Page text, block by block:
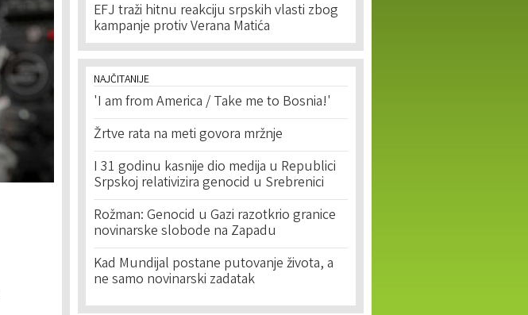
EFJ traži hitnu reakciju srpskih vlasti zbog
kampanje protiv Verana Matića
NAJČITANIJE
'I am from America / Take me to Bosnia!'
Žrtve rata na meti govora mržnje
I 31 godinu kasnije dio medija u Republici
Srpskoj relativizira genocid u Srebrenici
Rožman: Genocid u Gazi razotkrio granice
novinarske slobode na Zapadu
Kad Mundijal postane putovanje života, a
ne samo novinarski zadatak